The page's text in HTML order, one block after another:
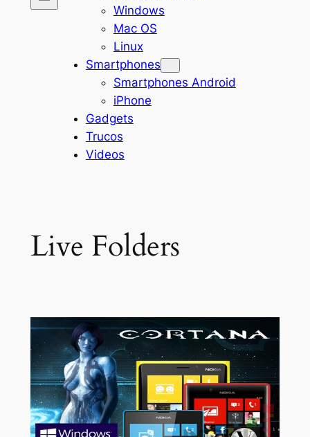
Windows
Mac OS
Linux
Smartphones
Smartphones Android
iPhone
Gadgets
Trucos
Videos
Live Folders